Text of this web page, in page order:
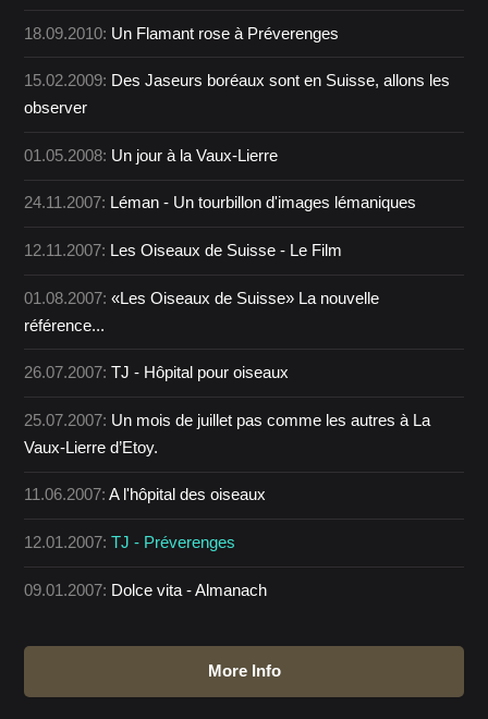
18.09.2010: Un Flamant rose à Préverenges
15.02.2009: Des Jaseurs boréaux sont en Suisse, allons les
observer
01.05.2008: Un jour à la Vaux-Lierre
24.11.2007: Léman - Un tourbillon d'images lémaniques
12.11.2007: Les Oiseaux de Suisse - Le Film
01.08.2007:«Les Oiseaux de Suisse» La nouvelle
référence...
26.07.2007:TJ - Hôpital pour oiseaux
25.07.2007: Un mois de juillet pas comme les autres à La
Vaux-Lierre d’Etoy.
11.06.2007:A l'hôpital des oiseaux
12.01.2007:TJ - Préverenges
09.01.2007: Dolce vita - Almanach
More Info